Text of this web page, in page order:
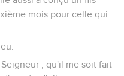
mois pour celle qui
; qu'il me soit fait